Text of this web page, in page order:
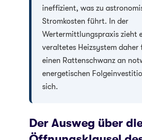
ineffizient, was zu
Stromkosten führt. In der
Wertermittlungspraxis zieht
veraltetes Heizsystem daher
einen Rattenschwanz an
energetischen
sich.
Der Ausweg über